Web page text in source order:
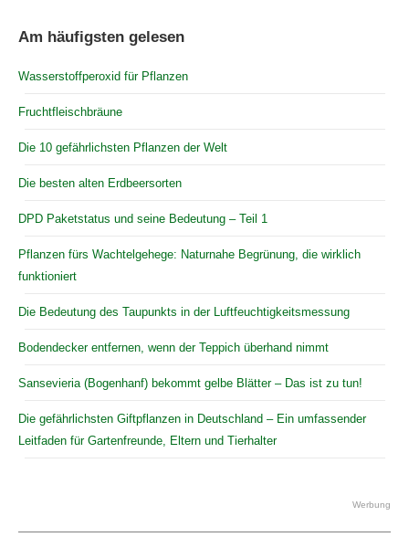
Am häufigsten gelesen
Wasserstoffperoxid für Pflanzen
Fruchtfleischbräune
Die 10 gefährlichsten Pflanzen der Welt
Die besten alten Erdbeersorten
DPD Paketstatus und seine Bedeutung – Teil 1
Pflanzen fürs Wachtelgehege: Naturnahe Begrünung, die wirklich
funktioniert
Die Bedeutung des Taupunkts in der Luftfeuchtigkeitsmessung
Bodendecker entfernen, wenn der Teppich überhand nimmt
Sansevieria (Bogenhanf) bekommt gelbe Blätter – Das ist zu tun!
Die gefährlichsten Giftpflanzen in Deutschland – Ein umfassender
Leitfaden für Gartenfreunde, Eltern und Tierhalter
Werbung